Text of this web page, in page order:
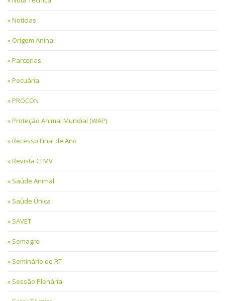
Notícias
Origem Aninal
Parcerias
Pecuária
PROCON
Proteção Animal Mundial (WAP)
Recesso Final de Ano
Revista CFMV
Saúde Animal
Saúde Única
SAVET
Semagro
Seminário de RT
Sessão Plenária